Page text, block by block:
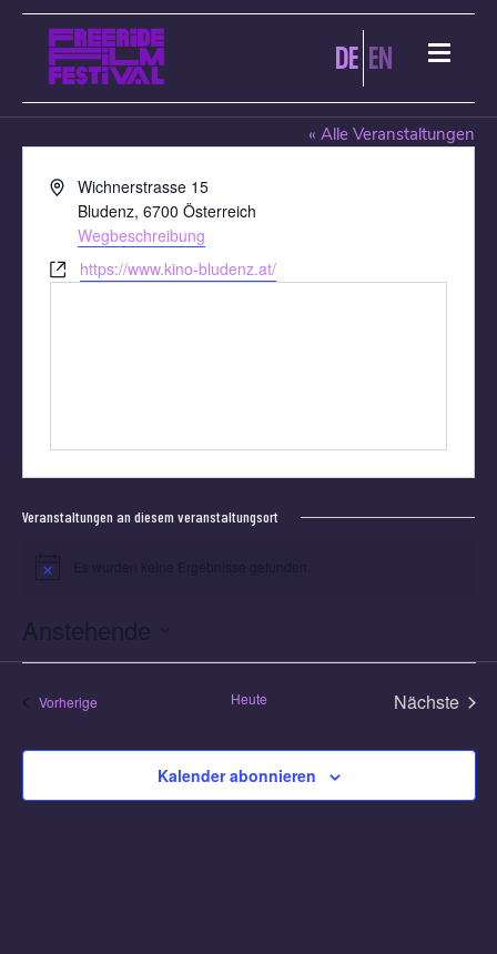
DE EN
KINO BLUDENZ
« Alle Veranstaltungen
AdresseWichnerstrasse 15
Bludenz, 6700 Österreich
Wegbeschreibung
Webseitehttps://www.kino-bludenz.at/
Veranstaltungen an diesem veranstaltungsort
HinweisEs wurden keine Ergebnisse gefunden.
Anstehende
Datum
VorherigeVeranstaltungen Heute
Nächste
Kalender abonnieren